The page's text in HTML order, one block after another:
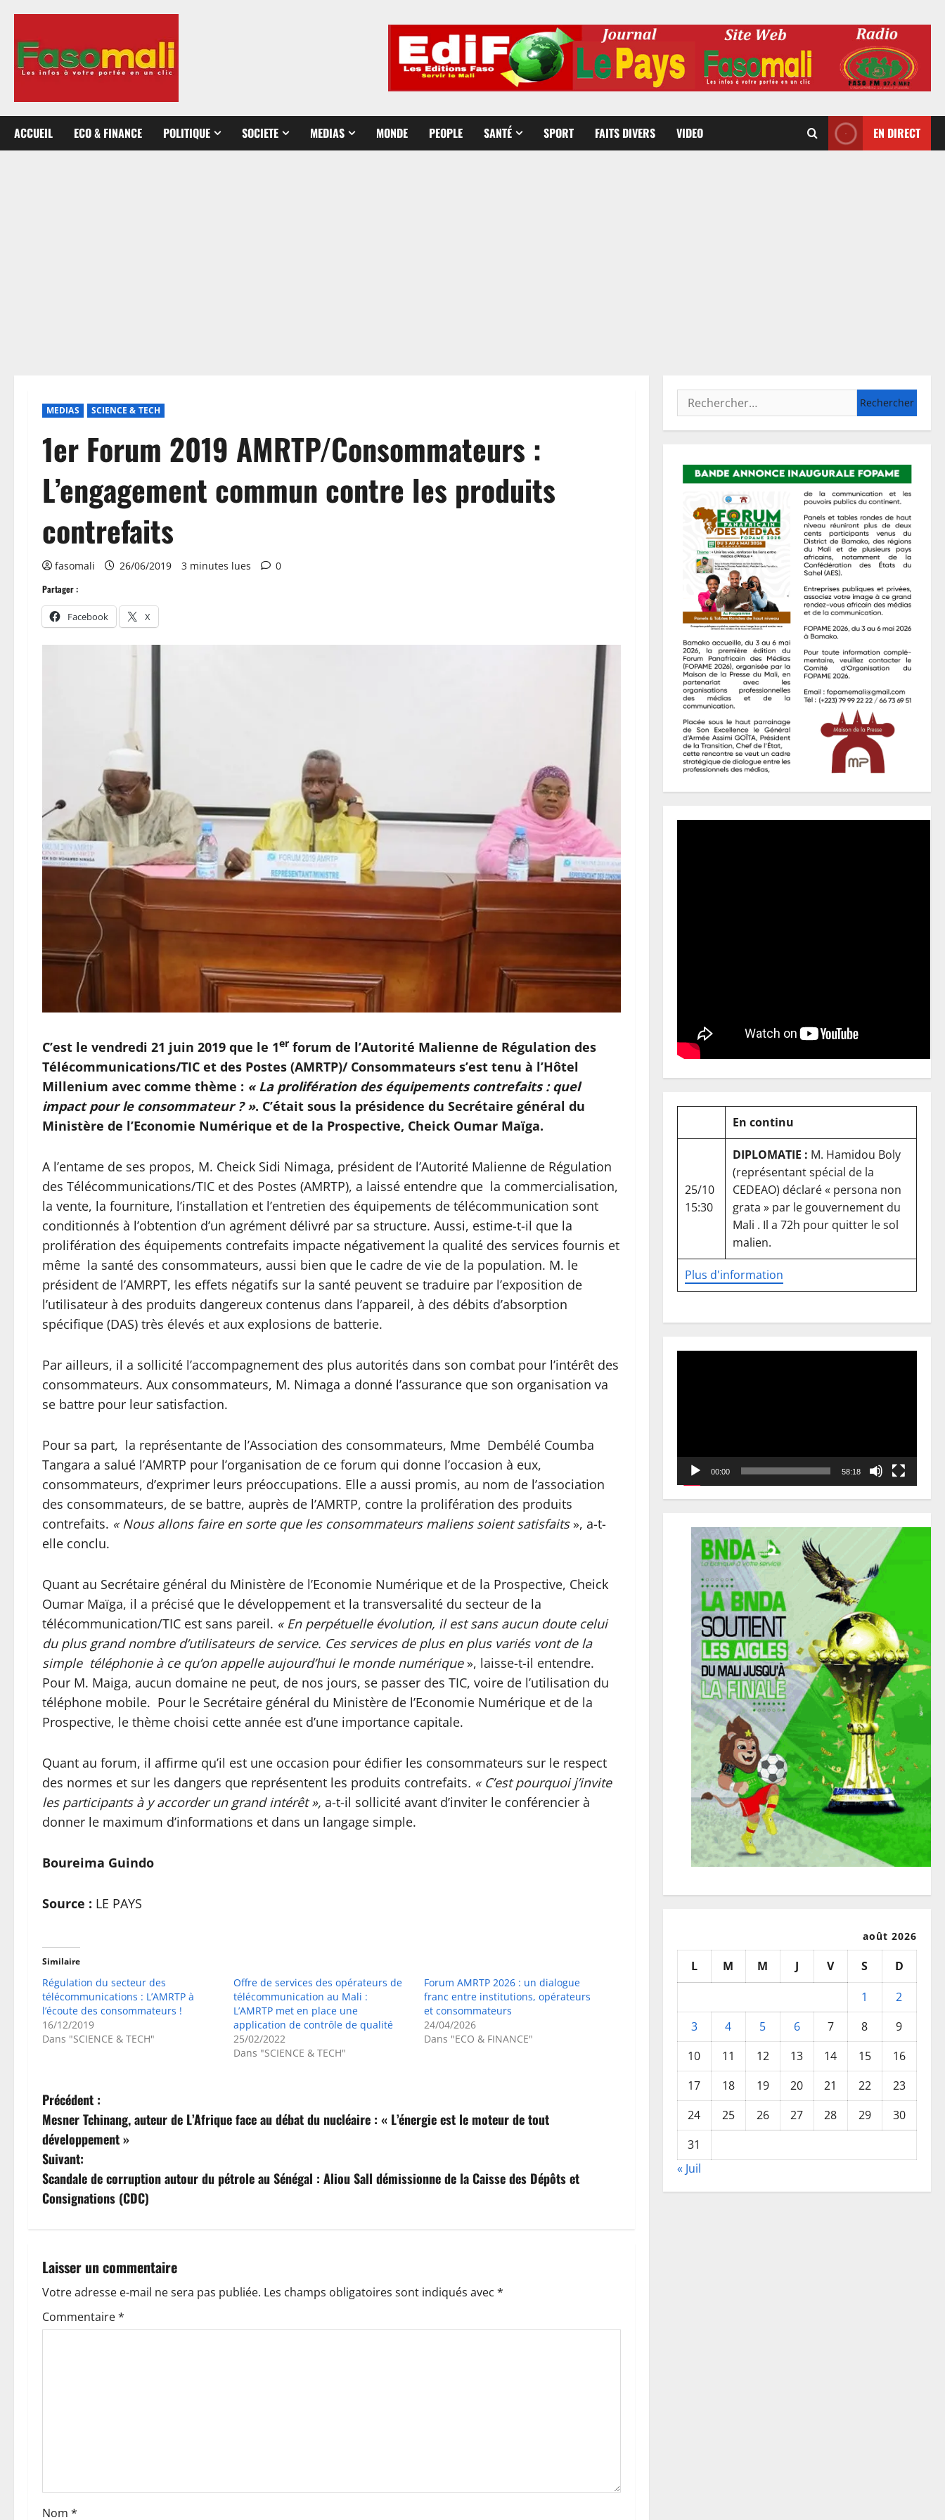
contenu
ACCUEIL ECO & FINANCE POLITIQUE SOCIETE MEDIAS MONDE PEOPLE SANTÉ SPORT FAITS DIVERS VIDEO EN DIRECT
MEDIAS SCIENCE & TECH
1er Forum 2019 AMRTP/Consommateurs :
L’engagement commun contre les produits
contrefaits
fasomali 26/06/2019 3 minutes lues 0
Partager :
Facebook X
C’est le vendredi 21 juin 2019 que le 1er forum de l’Autorité Malienne de Régulation des
Télécommunications/TIC et des Postes (AMRTP)/ Consommateurs s’est tenu à l’Hôtel
Millenium avec comme thème : « La prolifération des équipements contrefaits : quel
impact pour le consommateur ? ». C’était sous la présidence du Secrétaire général du
Ministère de l’Economie Numérique et de la Prospective, Cheick Oumar Maïga.
A l’entame de ses propos, M. Cheick Sidi Nimaga, président de l’Autorité Malienne de Régulation
des Télécommunications/TIC et des Postes (AMRTP), a laissé entendre que la commercialisation,
la vente, la fourniture, l’installation et l’entretien des équipements de télécommunication sont
conditionnés à l’obtention d’un agrément délivré par sa structure. Aussi, estime-t-il que la
prolifération des équipements contrefaits impacte négativement la qualité des services fournis et
même la santé des consommateurs, aussi bien que le cadre de vie de la population. M. le
président de l’AMRPT, les effets négatifs sur la santé peuvent se traduire par l’exposition de
l’utilisateur à des produits dangereux contenus dans l’appareil, à des débits d’absorption
spécifique (DAS) très élevés et aux explosions de batterie.
Par ailleurs, il a sollicité l’accompagnement des plus autorités dans son combat pour l’intérêt des
consommateurs. Aux consommateurs, M. Nimaga a donné l’assurance que son organisation va
se battre pour leur satisfaction.
Pour sa part, la représentante de l’Association des consommateurs, Mme Dembélé Coumba
Tangara a salué l’AMRTP pour l’organisation de ce forum qui donne l’occasion à eux,
consommateurs, d’exprimer leurs préoccupations. Elle a aussi promis, au nom de l’association
des consommateurs, de se battre, auprès de l’AMRTP, contre la prolifération des produits
contrefaits. « Nous allons faire en sorte que les consommateurs maliens soient satisfaits », a-t-
elle conclu.
Quant au Secrétaire général du Ministère de l’Economie Numérique et de la Prospective, Cheick
Oumar Maïga, il a précisé que le développement et la transversalité du secteur de la
télécommunication/TIC est sans pareil. « En perpétuelle évolution, il est sans aucun doute celui
du plus grand nombre d’utilisateurs de service. Ces services de plus en plus variés vont de la
simple téléphonie à ce qu’on appelle aujourd’hui le monde numérique », laisse-t-il entendre.
Pour M. Maiga, aucun domaine ne peut, de nos jours, se passer des TIC, voire de l’utilisation du
téléphone mobile. Pour le Secrétaire général du Ministère de l’Economie Numérique et de la
Prospective, le thème choisi cette année est d’une importance capitale.
Quant au forum, il affirme qu’il est une occasion pour édifier les consommateurs sur le respect
des normes et sur les dangers que représentent les produits contrefaits. « C’est pourquoi j’invite
les participants à y accorder un grand intérêt », a-t-il sollicité avant d’inviter le conférencier à
donner le maximum d’informations et dans un langage simple.
Boureima Guindo
Source : LE PAYS
Similaire
Régulation du secteur des
télécommunications : L’AMRTP à
l’écoute des consommateurs !
16/12/2019
Dans "SCIENCE & TECH"
Offre de services des opérateurs de
télécommunication au Mali :
L’AMRTP met en place une
application de contrôle de qualité
25/02/2022
Dans "SCIENCE & TECH"
Forum AMRTP 2026 : un dialogue
franc entre institutions, opérateurs
et consommateurs
24/04/2026
Dans "ECO & FINANCE"
N
a
v
i
t
i
o
r
Précédent :
Mesner Tchinang, auteur de L’Afrique face au débat du nucléaire : « L’énergie est le moteur de tout
développement »
Suivant:
Scandale de corruption autour du pétrole au Sénégal : Aliou Sall démissionne de la Caisse des Dépôts et
Consignations (CDC)
Laisser un commentaire
Votre adresse e-mail ne sera pas publiée. Les champs obligatoires sont indiqués avec *
Commentaire*
Nom *
Rechercher :
En continu
Plus d'information
25/10
15:30
DIPLOMATIE : M. Hamidou Boly
(représentant spécial de la
CEDEAO) déclaré « persona non
grata » par le gouvernement du
Mali . Il a 72h pour quitter le sol
malien.
00:00 58:18
août 2026
L M M J V S
D
1
2
3
4 5 6 7 8
9
10
11 12 13 14 15
16
17
18 19 20 21 22
23
24
25 26 27 28 29
30
31
« Juil